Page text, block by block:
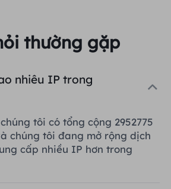
thường gặp
nhiêu IP trong
tôi có tổng cộng 2952775
chúng tôi đang mở rộng dịch
cấp nhiều IP hơn trong